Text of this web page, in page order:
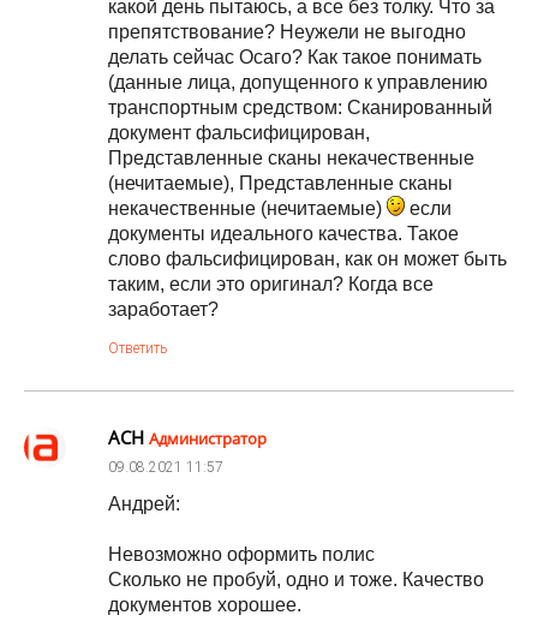
какой день пытаюсь, а все без толку. Что за
препятствование? Неужели не выгодно
делать сейчас Осаго? Как такое понимать
(данные лица, допущенного к управлению
транспортным средством: Сканированный
документ фальсифицирован,
Представленные сканы некачественные
(нечитаемые), Представленные сканы
некачественные (нечитаемые)
если
документы идеального качества. Такое
слово фальсифицирован, как он может быть
таким, если это оригинал? Когда все
заработает?
Ответить
АСН Администратор
09.08.2021 11:57
Андрей:
Невозможно оформить полис
Сколько не пробуй, одно и тоже. Качество
документов хорошее.